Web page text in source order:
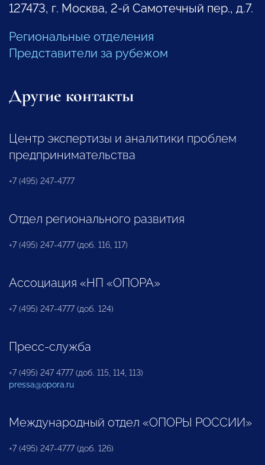
127473, г. Москва, 2-й Самотечный пер., д.7.
Региональные отделения
Представители за рубежом
Другие контакты
Центр экспертизы и аналитики проблем
предпринимательства
+7 (495) 247-4777
Отдел регионального развития
+7 (495) 247-4777 (доб. 116, 117)
Ассоциация «НП «ОПОРА»
+7 (495) 247-4777 (доб. 124)
Пресс-служба
+7 (495) 247 4777 (доб. 115, 114, 113)
pressa@opora.ru
Международный отдел «ОПОРЫ РОССИИ»
+7 (495) 247-4777 (доб. 126)